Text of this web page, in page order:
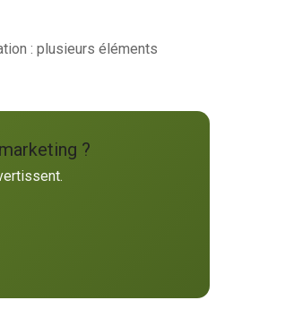
: plusieurs éléments
?